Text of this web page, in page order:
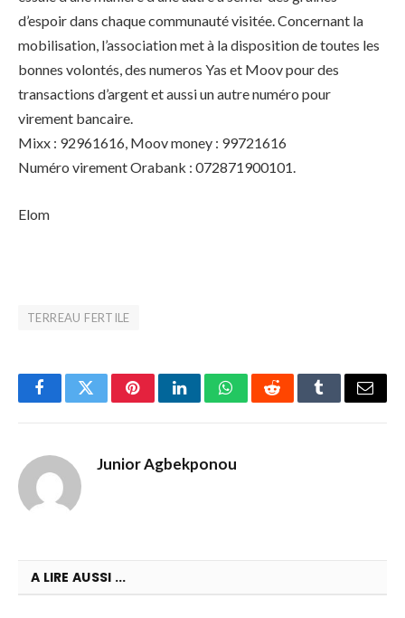
d’espoir dans chaque communauté visitée. Concernant la
mobilisation, l’association met à la disposition de toutes les
bonnes volontés, des numeros Yas et Moov pour des
transactions d’argent et aussi un autre numéro pour
virement bancaire.
Mixx : 92961616, Moov money : 99721616
Numéro virement Orabank : 072871900101.
Elom
TERREAU FERTILE
FacebookTwitterPinterestLinkedInWhatsAppRedditTumblrEmail
Junior Agbekponou
A LIRE AUSSI ...